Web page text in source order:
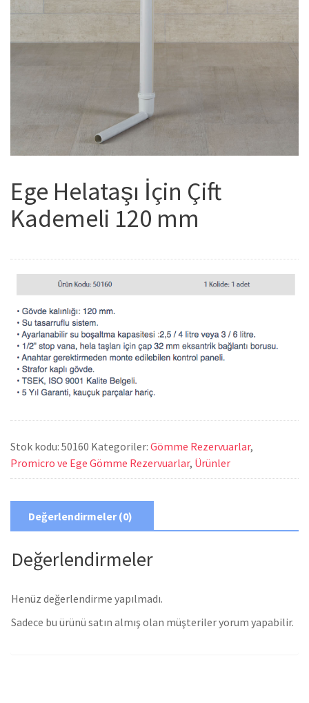
Ege Helataşı İçin Çift
Kademeli 120 mm
Stok kodu: 50160 Kategoriler: Gömme Rezervuarlar,
Promicro ve Ege Gömme Rezervuarlar, Ürünler
Değerlendirmeler (0)
Değerlendirmeler
Henüz değerlendirme yapılmadı.
Sadece bu ürünü satın almış olan müşteriler yorum yapabilir.